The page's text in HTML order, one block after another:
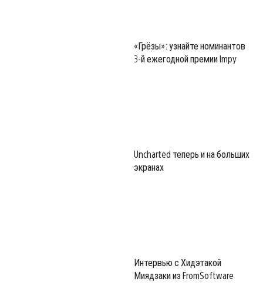
«Грёзы»: узнайте номинантов
3-й ежегодной премии Impy
Uncharted теперь и на больших
экранах
Интервью с Хидэтакой
Миядзаки из FromSoftware